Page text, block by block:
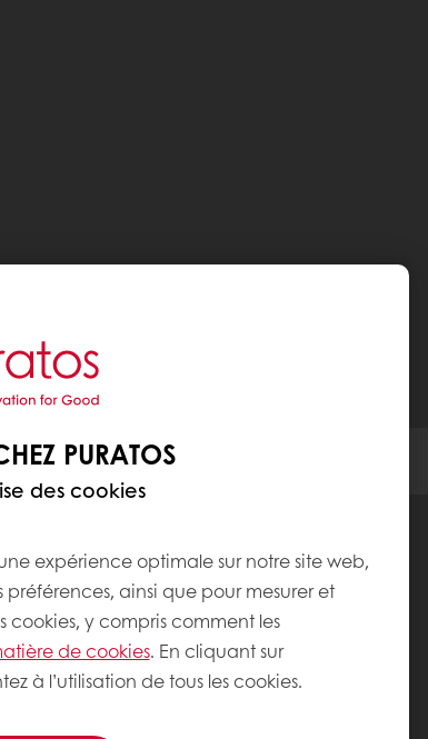
PURATOS
des cookies
expérience optimale sur notre site web,
préférences, ainsi que pour mesurer et
cookies, y compris comment les
de cookies. En cliquant sur
à l’utilisation de tous les cookies.